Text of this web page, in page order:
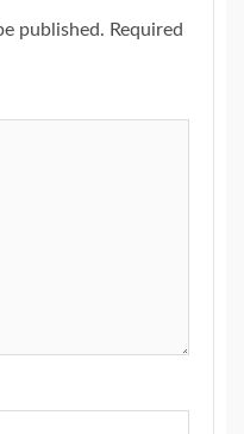
published. Required